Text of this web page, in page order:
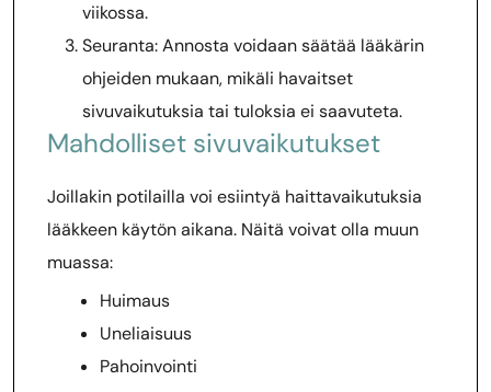
viikossa.
Seuranta: Annosta voidaan säätää lääkärin
ohjeiden mukaan, mikäli havaitset
sivuvaikutuksia tai tuloksia ei saavuteta.
Mahdolliset sivuvaikutukset
Joillakin potilailla voi esiintyä haittavaikutuksia
lääkkeen käytön aikana. Näitä voivat olla muun
muassa:
Huimaus
Uneliaisuus
Pahoinvointi